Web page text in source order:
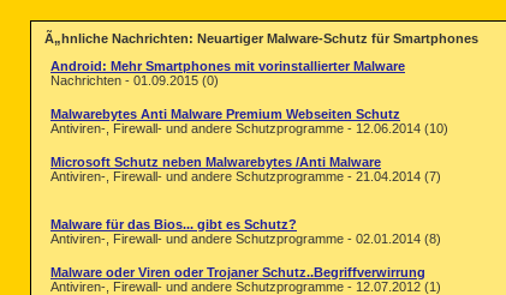
Ã„hnliche Nachrichten: Neuartiger Malware-Schutz für Smartphones
Android: Mehr Smartphones mit vorinstallierter Malware
Nachrichten - 01.09.2015 (0)
Malwarebytes Anti Malware Premium Webseiten Schutz
Antiviren-, Firewall- und andere Schutzprogramme - 12.06.2014 (10)
Microsoft Schutz neben Malwarebytes /Anti Malware
Antiviren-, Firewall- und andere Schutzprogramme - 21.04.2014 (7)
Malware für das Bios... gibt es Schutz?
Antiviren-, Firewall- und andere Schutzprogramme - 02.01.2014 (8)
Malware oder Viren oder Trojaner Schutz..Begriffverwirrung
Antiviren-, Firewall- und andere Schutzprogramme - 12.07.2012 (1)